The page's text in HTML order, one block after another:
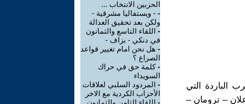
الباردة التي
الأولى بين عامي ( ١٩٤٧ – ١٩٥٣ ) من اعلان – ترومان –
الحزبين الانتخاب ...
- - ويستفاليا مشرقية -
ولكن بعد تحقيق العدالة
- اللقاء التاسع والثمانون
في دنكي - بزاف -
- هل نحن امام تغيير قواعد
الصراع ؟
-كلمة حق في حراك
السويداء
- المردود السلبي لعلاقات
الأحزاب الكردية مع الاخر
- اللقاء الثامن والثمانون